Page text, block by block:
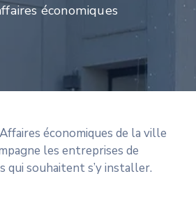
économiques
économiques de la ville
les entreprises de
qui souhaitent s’y installer.